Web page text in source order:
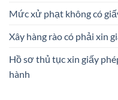
Mức xử phạt không có
Xây hàng rào có phải xin
Hồ sơ thủ tục xin giấy
hành